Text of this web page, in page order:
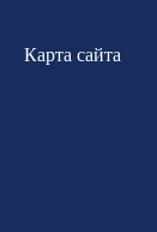
Карта сайта